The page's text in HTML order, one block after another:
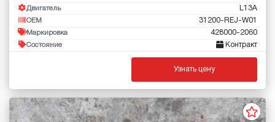
Двигатель L13A
OEM 31200-REJ-W01
Маркировка 428000-2060
Состояние Контракт
Узнать цену